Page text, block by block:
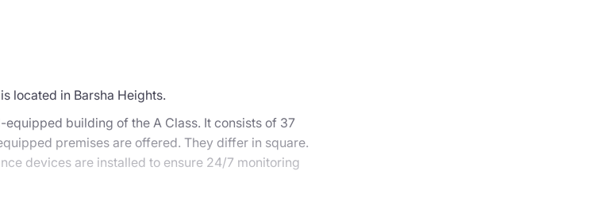
located in Barsha Heights.
equipped building of the A Class. It consists of 37
premises are offered. They differ in square.
devices are installed to ensure 24/7 monitoring